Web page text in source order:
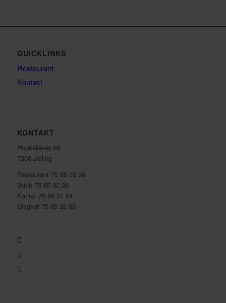
QUICKLINKS
Restaurant
Kontakt
KONTAKT
Hopballevej 56
7300 Jelling
Restaurant 75 85 32 56
Butik 75 85 32 38
Kontor 75 85 37 54
Slagteri 75 85 32 55